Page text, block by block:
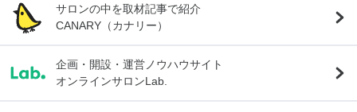
サロンの中を取材記事で紹介
CANARY（カナリー）
企画・開設・運営ノウハウサイト
オンラインサロンLab.